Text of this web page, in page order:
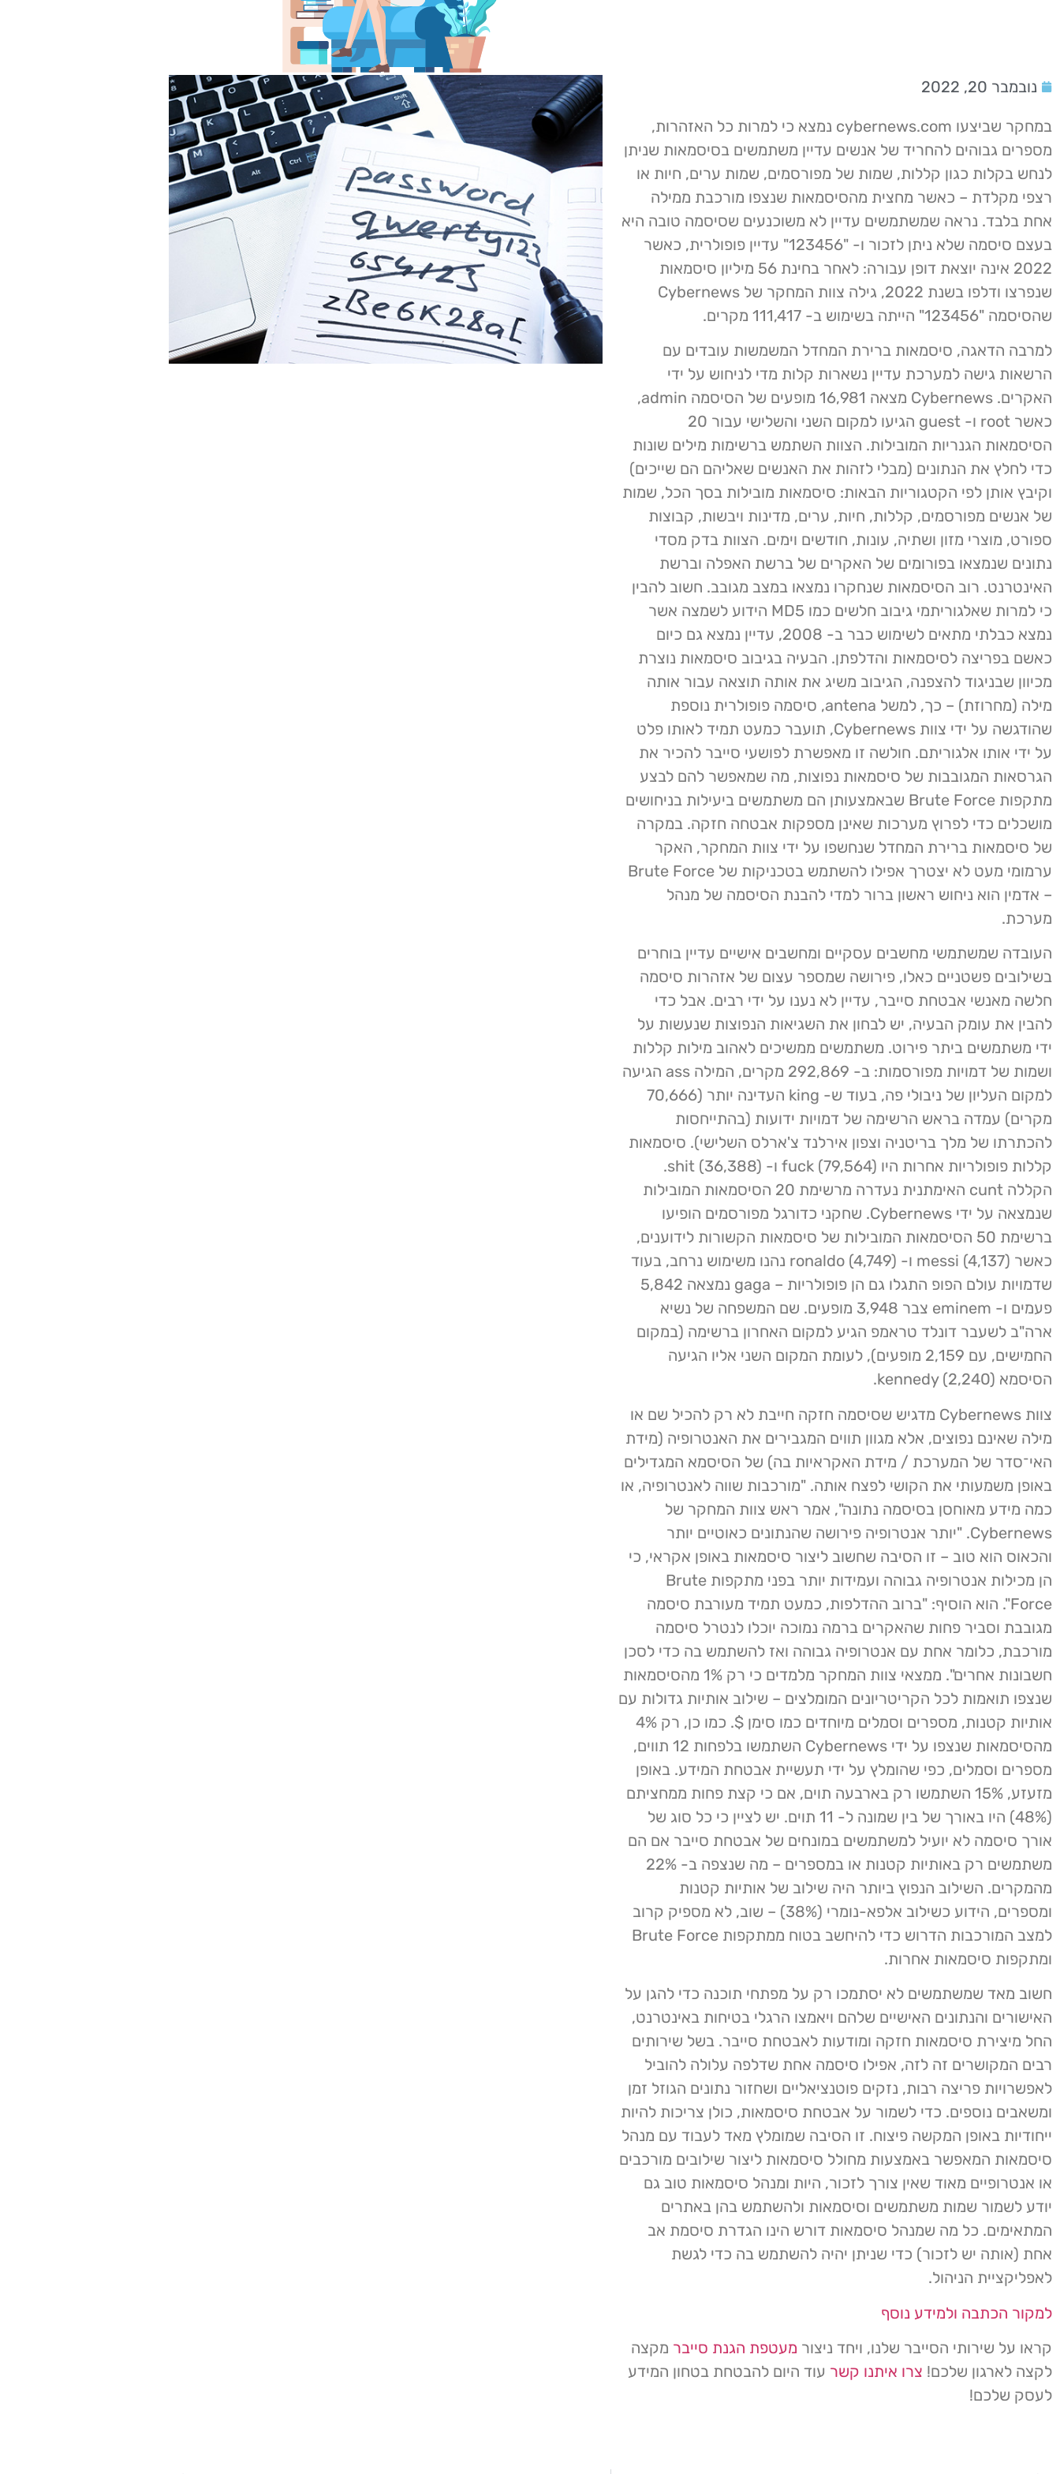
נובמבר 20, 2022
במחקר שביצעו cybernews.com נמצא כי למרות כל האזהרות,
מספרים גבוהים להחריד של אנשים עדיין משתמשים בסיסמאות שניתן
לנחש בקלות כגון קללות, שמות של מפורסמים, שמות ערים, חיות או
רצפי מקלדת – כאשר מחצית מהסיסמאות שנצפו מורכבת ממילה
אחת בלבד. נראה שמשתמשים עדיין לא משוכנעים שסיסמה טובה היא
בעצם סיסמה שלא ניתן לזכור ו- "123456" עדיין פופולרית, כאשר
2022 אינה יוצאת דופן עבורה: לאחר בחינת 56 מיליון סיסמאות
שנפרצו ודלפו בשנת 2022, גילה צוות המחקר של Cybernews
שהסיסמה "123456" הייתה בשימוש ב- 111,417 מקרים.
למרבה הדאגה, סיסמאות ברירת המחדל המשמשות עובדים עם
הרשאות גישה למערכת עדיין נשארות קלות מדי לניחוש על ידי
האקרים. Cybernews מצאה 16,981 מופעים של הסיסמה admin,
כאשר root ו- guest הגיעו למקום השני והשלישי עבור 20
הסיסמאות הגנריות המובילות. הצוות השתמש ברשימות מילים שונות
כדי לחלץ את הנתונים (מבלי לזהות את האנשים שאליהם הם שייכים)
וקיבץ אותן לפי הקטגוריות הבאות: סיסמאות מובילות בסך הכל, שמות
של אנשים מפורסמים, קללות, חיות, ערים, מדינות ויבשות, קבוצות
ספורט, מוצרי מזון ושתיה, עונות, חודשים וימים. הצוות בדק מסדי
נתונים שנמצאו בפורומים של האקרים של ברשת האפלה וברשת
האינטרנט. רוב הסיסמאות שנחקרו נמצאו במצב מגובב. חשוב להבין
כי למרות שאלגוריתמי גיבוב חלשים כמו MD5 הידוע לשמצה אשר
נמצא כבלתי מתאים לשימוש כבר ב- 2008, עדיין נמצא גם כיום
כאשם בפריצה לסיסמאות והדלפתן. הבעיה בגיבוב סיסמאות נוצרת
מכיוון שבניגוד להצפנה, הגיבוב משיג את אותה תוצאה עבור אותה
מילה (מחרוזת) – כך, למשל antena, סיסמה פופולרית נוספת
שהודגשה על ידי צוות Cybernews, תועבר כמעט תמיד לאותו פלט
על ידי אותו אלגוריתם. חולשה זו מאפשרת לפושעי סייבר להכיר את
הגרסאות המגובבות של סיסמאות נפוצות, מה שמאפשר להם לבצע
מתקפות Brute Force שבאמצעותן הם משתמשים ביעילות בניחושים
מושכלים כדי לפרוץ מערכות שאינן מספקות אבטחה חזקה. במקרה
של סיסמאות ברירת המחדל שנחשפו על ידי צוות המחקר, האקר
ערמומי מעט לא יצטרך אפילו להשתמש בטכניקות של Brute Force
– אדמין הוא ניחוש ראשון ברור למדי להבנת הסיסמה של מנהל
מערכת.
העובדה שמשתמשי מחשבים עסקיים ומחשבים אישיים עדיין בוחרים
בשילובים פשטניים כאלו, פירושה שמספר עצום של אזהרות סיסמה
חלשה מאנשי אבטחת סייבר, עדיין לא נענו על ידי רבים. אבל כדי
להבין את עומק הבעיה, יש לבחון את השגיאות הנפוצות שנעשות על
ידי משתמשים ביתר פירוט. משתמשים ממשיכים לאהוב מילות קללות
ושמות של דמויות מפורסמות: ב- 292,869 מקרים, המילה ass הגיעה
למקום העליון של ניבולי פה, בעוד ש- king העדינה יותר (70,666
מקרים) עמדה בראש הרשימה של דמויות ידועות (בהתייחסות
להכתרתו של מלך בריטניה וצפון אירלנד צ'ארלס השלישי). סיסמאות
קללות פופולריות אחרות היו fuck (79,564) ו- shit (36,388).
הקללה cunt האימתנית נעדרה מרשימת 20 הסיסמאות המובילות
שנמצאה על ידי Cybernews. שחקני כדורגל מפורסמים הופיעו
ברשימת 50 הסיסמאות המובילות של סיסמאות הקשורות לידוענים,
כאשר messi (4,137) ו- ronaldo (4,749) נהנו משימוש נרחב, בעוד
שדמויות עולם הפופ התגלו גם הן פופולריות – gaga נמצאה 5,842
פעמים ו- eminem צבר 3,948 מופעים. שם המשפחה של נשיא
ארה"ב לשעבר דונלד טראמפ הגיע למקום האחרון ברשימה (במקום
החמישים, עם 2,159 מופעים), לעומת המקום השני אליו הגיעה
הסיסמא kennedy (2,240).
צוות Cybernews מדגיש שסיסמה חזקה חייבת לא רק להכיל שם או
מילה שאינם נפוצים, אלא מגוון תווים המגבירים את האנטרופיה (מידת
האי־סדר של המערכת / מידת האקראיות בה) של הסיסמא המגדילים
באופן משמעותי את הקושי לפצח אותה. "מורכבות שווה לאנטרופיה, או
כמה מידע מאוחסן בסיסמה נתונה", אמר ראש צוות המחקר של
Cybernews. "יותר אנטרופיה פירושה שהנתונים כאוטיים יותר
והכאוס הוא טוב – זו הסיבה שחשוב ליצור סיסמאות באופן אקראי, כי
הן מכילות אנטרופיה גבוהה ועמידות יותר בפני מתקפות Brute
Force". הוא הוסיף: "ברוב ההדלפות, כמעט תמיד מעורבת סיסמה
מגובבת וסביר פחות שהאקרים ברמה נמוכה יוכלו לנטרל סיסמה
מורכבת, כלומר אחת עם אנטרופיה גבוהה ואז להשתמש בה כדי לסכן
חשבונות אחרים". ממצאי צוות המחקר מלמדים כי רק 1% מהסיסמאות
שנצפו תואמות לכל הקריטריונים המומלצים – שילוב אותיות גדולות עם
אותיות קטנות, מספרים וסמלים מיוחדים כמו סימן $. כמו כן, רק 4%
מהסיסמאות שנצפו על ידי Cybernews השתמשו בלפחות 12 תווים,
מספרים וסמלים, כפי שהומלץ על ידי תעשיית אבטחת המידע. באופן
מזעזע, 15% השתמשו רק בארבעה תוים, אם כי קצת פחות ממחציתם
(48%) היו באורך של בין שמונה ל- 11 תוים. יש לציין כי כל סוג של
אורך סיסמה לא יועיל למשתמשים במונחים של אבטחת סייבר אם הם
משתמשים רק באותיות קטנות או במספרים – מה שנצפה ב- 22%
מהמקרים. השילוב הנפוץ ביותר היה שילוב של אותיות קטנות
ומספרים, הידוע כשילוב אלפא-נומרי (38%) – שוב, לא מספיק קרוב
למצב המורכבות הדרוש כדי להיחשב בטוח ממתקפות Brute Force
ומתקפות סיסמאות אחרות.
חשוב מאד שמשתמשים לא יסתמכו רק על מפתחי תוכנה כדי להגן על
האישורים והנתונים האישיים שלהם ויאמצו הרגלי בטיחות באינטרנט,
החל מיצירת סיסמאות חזקה ומודעות לאבטחת סייבר. בשל שירותים
רבים המקושרים זה לזה, אפילו סיסמה אחת שדלפה עלולה להוביל
לאפשרויות פריצה רבות, נזקים פוטנציאליים ושחזור נתונים הגוזל זמן
ומשאבים נוספים. כדי לשמור על אבטחת סיסמאות, כולן צריכות להיות
ייחודיות באופן המקשה פיצוח. זו הסיבה שמומלץ מאד לעבוד עם מנהל
סיסמאות המאפשר באמצעות מחולל סיסמאות ליצור שילובים מורכבים
או אנטרופיים מאוד שאין צורך לזכור, היות ומנהל סיסמאות טוב גם
יודע לשמור שמות משתמשים וסיסמאות ולהשתמש בהן באתרים
המתאימים. כל מה שמנהל סיסמאות דורש הינו הגדרת סיסמת אב
אחת (אותה יש לזכור) כדי שניתן יהיה להשתמש בה כדי לגשת
לאפליקציית הניהול.
למקור הכתבה ולמידע נוסף
קראו על שירותי הסייבר שלנו, ויחד ניצור מעטפת הגנת סייבר מקצה
לקצה לארגון שלכם! צרו איתנו קשר עוד היום להבטחת בטחון המידע
לעסק שלכם!